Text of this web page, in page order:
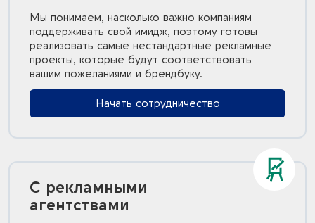
Мы понимаем, насколько важно компаниям
поддерживать свой имидж, поэтому готовы
реализовать самые нестандартные рекламные
проекты, которые будут соответствовать
вашим пожеланиями и брендбуку.
Начать сотрудничество
С рекламными
агентствами